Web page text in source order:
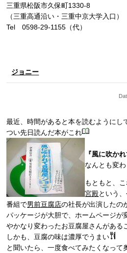
三重県松阪市久保町1330-8
（三重高通沿い・三重中京大学入口）
Tel 0598-29-1155（代）
ジョニー
最近、時間があると本を読むようにし
つい先日読んだ本がこれ
『風に吹か
なんとも変わ
もともと、
宮殿という
番組で男前豆腐店の社長が出演したの
パッケージが大胆で、ホームページが
やかなり変わったお豆腐屋さんがある
しかも、豆腐の味は濃厚でうまい
と聞いたら、一度食べてみたくなって